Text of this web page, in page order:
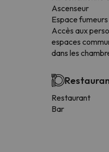
Ascenseur
Espace fumeurs
Accès aux
espaces
dans les
Restaurant
Bar